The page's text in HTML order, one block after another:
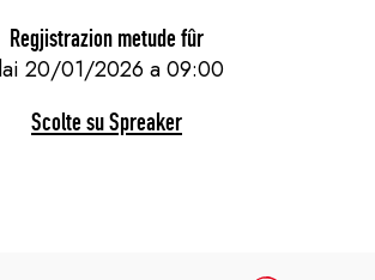
Regjistrazion metude fûr
20/01/2026 a 09:00
Scolte su Spreaker